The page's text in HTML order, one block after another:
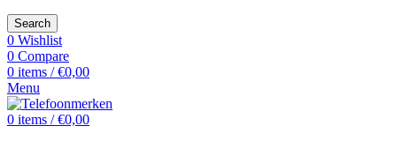
Search
0 Wishlist
0 Compare
0 items / €0,00
Menu
0 items / €0,00